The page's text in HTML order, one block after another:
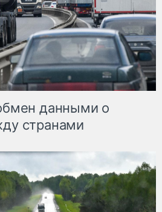
данными о
странами